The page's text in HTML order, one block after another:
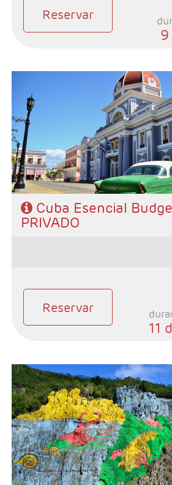
Reservar
9
- Ruta: 3 noches Habana, 1 noche
noches Trinidad y 3 noches
- Categoría hotelera: Categoria
- Régimen: Según programa
Cuba Esencial
PRIVADO
Reservar
11
- Salidas: Diarias
- Ruta: 3 noches Habana, 2 noches
Trinidad, 3 noches Cayo Santa María
- Categoría hotelera: Categoria
- Régimen: Según programa